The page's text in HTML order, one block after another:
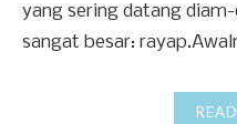
yang sering datang
sangat besar: